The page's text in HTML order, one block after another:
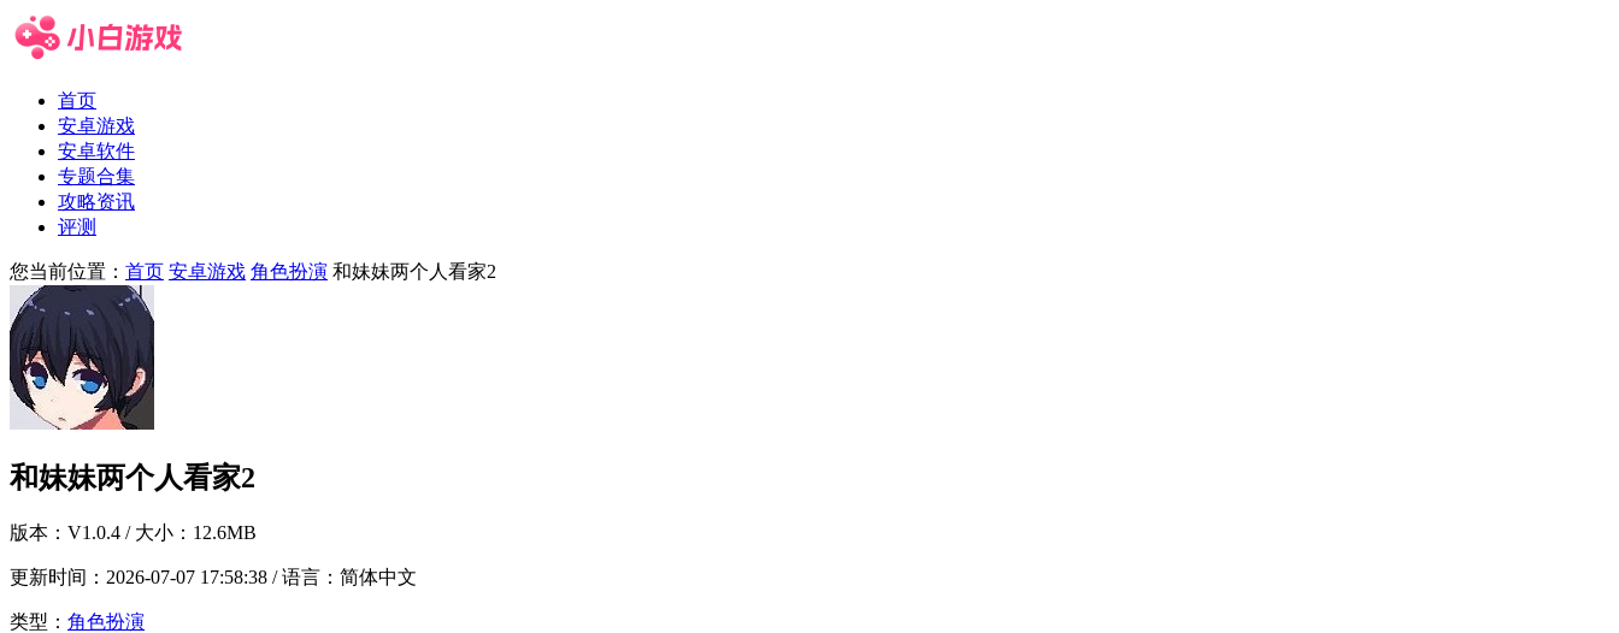
首页
安卓游戏
安卓软件
专题合集
攻略资讯
评测
您当前位置： 首页 安卓游戏 角色扮演 和妹妹两个人看家2
和妹妹两个人看家2
版本： V1.0.4 / 大小：12.6MB
更新时间： 2026-07-07 17:58:38 / 语言：简体中文
类型： 角色扮演